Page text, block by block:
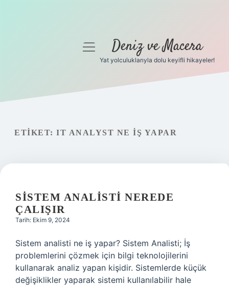
Gizlilik Politikası
menüyüDeniz ve Macera
Yat yolculuklarıyla dolu keyifli hikayeler!
ETIKET: IT ANALYST NE IŞ YAPAR
SISTEM ANALISTI NEREDE
ÇALIŞIR
Tarih: Ekim 9, 2024
Sistem analisti ne iş yapar? Sistem Analisti; İş
problemlerini çözmek için bilgi teknolojilerini
kullanarak analiz yapan kişidir. Sistemlerde küçük
değişiklikler yaparak sistemi kullanılabilir hale